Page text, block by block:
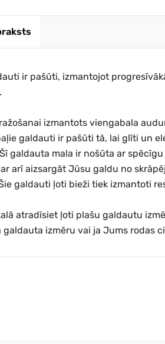
ir pašūti, izmantojot
izmantots viengabala
galdauti ir pašūti tā, lai glīti un
galdauta mala ir nošūta ar
arī aizsargāt Jūsu galdu no
galdauti ļoti bieži tiek izmantoti
atradīsiet ļoti plašu galdautu
galdauta izmēru vai ja Jums rodas